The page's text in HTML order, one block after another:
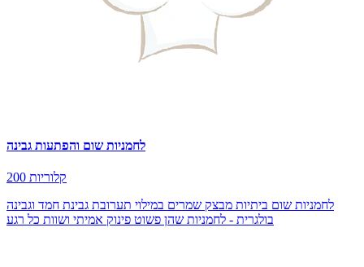
לחמניות שום והפתעות גבינה
200 קלוריות
לחמניות שום ביתיות מבצק שמרים במילוי תערובת גבינת חמד וגבינה
בולגרית - לחמניות שהן פשוט פינוק אמיתי ושוות כל רגע